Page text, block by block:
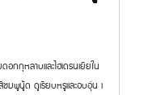
กกุหลาบและไฮเดรนเยียใน
มพูนู้ด ดูเรียบหรูและอบอุ่น เ